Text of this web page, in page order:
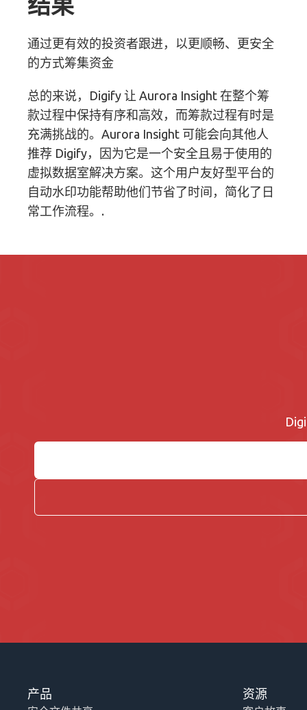
通过更有效的投资者跟进，以更顺畅、更安全
的方式筹集资金
总的来说，Digify 让 Aurora Insight 在整个筹
款过程中保持有序和高效，而筹款过程有时是
充满挑战的。Aurora Insight 可能会向其他人
推荐 Digify，因为它是一个安全且易于使用的
虚拟数据室解决方案。这个用户友好型平台的
自动水印功能帮助他们节省了时间，简化了日
常工作流程。.
产品 资源